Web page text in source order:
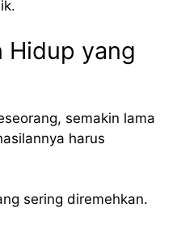
Hidup yang
semakin lama
harus
sering diremehkan.